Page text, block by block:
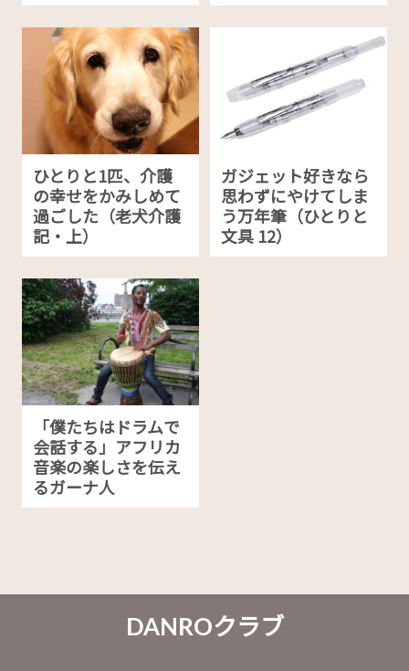
ひとりと1匹、介護
の幸せをかみしめて
過ごした（老犬介護
記・上）
ガジェット好きなら
思わずにやけてしま
う万年筆（ひとりと
文具 12）
「僕たちはドラムで
会話する」アフリカ
音楽の楽しさを伝え
るガーナ人
DANROクラブ